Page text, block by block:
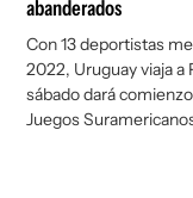
abanderados
Con 13 deportistas
2022, Uruguay viaja a
sábado dará
Juegos